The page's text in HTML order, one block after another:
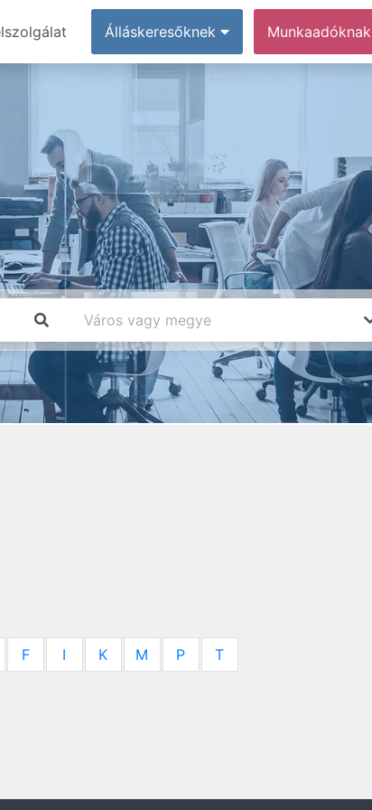
Álláskeresőknek Munkaadóknak
F I K M P T